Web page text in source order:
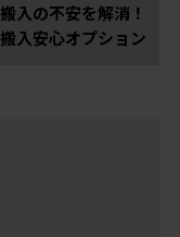
搬入の不安を解消！
搬入安心オプション